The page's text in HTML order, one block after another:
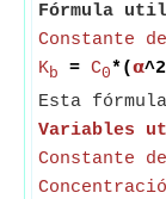
Fórmula
Constante
Kb = C0*(𝝰
Esta
Variables
Constante